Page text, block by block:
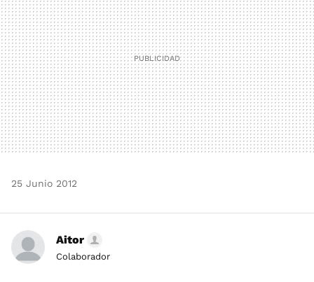
25 Junio 2012
Aitor
Colaborador